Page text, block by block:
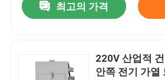
최고의 가격
220V 산업적
안쪽 전기 가열